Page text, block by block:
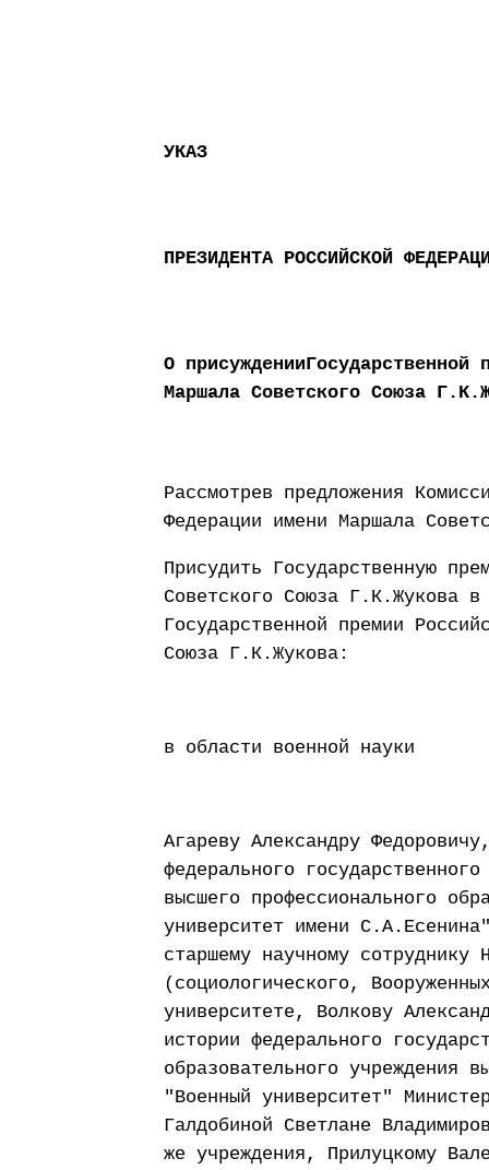
УКАЗ
ПРЕЗИДЕНТА РОССИЙСКОЙ
О присужденииГосударственной
Маршала Советского Союза
Рассмотрев предложения
Федерации имени Маршала
Присудить Государственную
Советского Союза Г.К.Жукова
Государственной премии
Союза Г.К.Жукова:
в области военной науки
Агареву Александру
федерального
высшего профессионального
университет имени
старшему научному сотруднику
(социологического,
университете, Волкову
истории федерального
образовательного учреждения
"Военный университет"
Галдобиной Светлане
же учреждения, Прилуцкому